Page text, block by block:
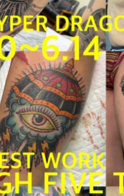
TATTOO@TOKYO
2021-06-06
ryoji56
る
TATTOOに居ま
合わせください…あ、
続きを読む